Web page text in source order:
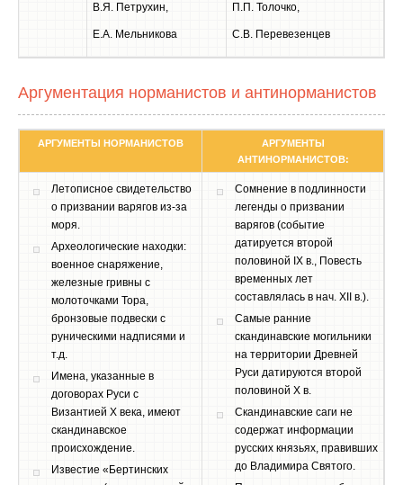
В.Я. Петрухин,
Е.А. Мельникова
П.П. Толочко,
С.В. Перевезенцев
Аргументация норманистов и антинорманистов
АРГУМЕНТЫ НОРМАНИСТОВ
АРГУМЕНТЫ
АНТИНОРМАНИСТОВ:
Летописное свидетельство
о призвании варягов из-за
моря.
Археологические находки:
военное снаряжение,
железные гривны с
молоточками Тора,
бронзовые подвески с
руническими надписями и
т.д.
Имена, указанные в
договорах Руси с
Византией X века, имеют
скандинавское
происхождение.
Известие «Бертинских
Сомнение в подлинности
легенды о призвании
варягов (событие
датируется второй
половиной IX в., Повесть
временных лет
составлялась в нач. XII в.).
Самые ранние
скандинавские могильники
на территории Древней
Руси датируются второй
половиной X в.
Скандинавские саги не
содержат информации
русских князьях, правивших
до Владимира Святого.